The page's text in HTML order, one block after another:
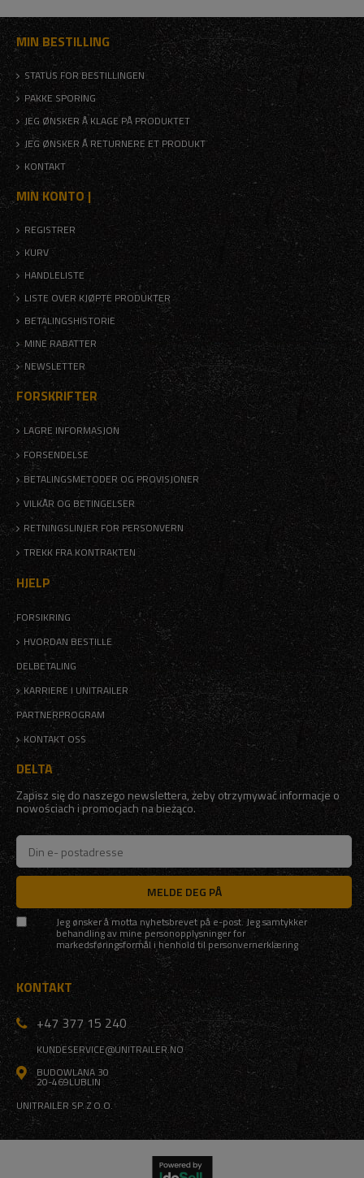
MIN BESTILLING
STATUS FOR BESTILLINGEN
PAKKE SPORING
JEG ØNSKER Å KLAGE PÅ PRODUKTET
JEG ØNSKER Å RETURNERE ET PRODUKT
KONTAKT
MIN KONTO |
REGISTRER
KURV
HANDLELISTE
LISTE OVER KJØPTE PRODUKTER
BETALINGSHISTORIE
MINE RABATTER
NEWSLETTER
FORSKRIFTER
LAGRE INFORMASJON
FORSENDELSE
BETALINGSMETODER OG PROVISJONER
VILKÅR OG BETINGELSER
RETNINGSLINJER FOR PERSONVERN
TREKK FRA KONTRAKTEN
HJELP
FORSIKRING
HVORDAN BESTILLE
DELBETALING
KARRIERE I UNITRAILER
PARTNERPROGRAM
KONTAKT OSS
DELTA
Zapisz się do naszego newslettera, żeby otrzymywać informacje o
nowościach i promocjach na bieżąco.
MELDE DEG PÅ
Jeg ønsker å motta nyhetsbrevet på e-post. Jeg samtykker
behandling av mine personopplysninger for
markedsføringsformål i henhold til personvernerklæring
KONTAKT
+47 377 15 240
KUNDESERVICE@UNITRAILER.NO
BUDOWLANA 30
20-469LUBLIN
UNITRAILER SP. Z O.O.